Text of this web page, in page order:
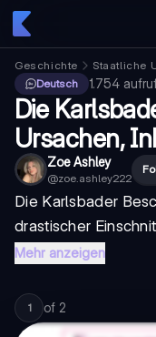
Geschichte Staatliche
Deutsch
1.754
Die
Ursachen,
Zoe Ashley
@zoe.ashley222
Die Karlsbader
drastischer
Mehr anzeigen
1 of 2